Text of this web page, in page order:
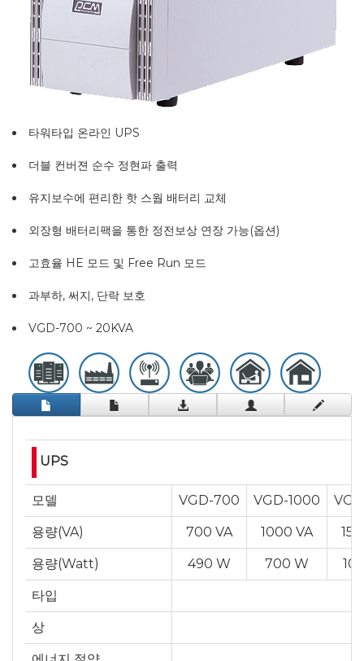
타워타입 온라인 UPS
더블 컨버젼 순수 정현파 출력
유지보수에 편리한 핫 스웝 배터리 교체
외장형 배터리팩을 통한 정전보상 연장 가능(옵션)
고효율 HE 모드 및 Free Run 모드
과부하, 써지, 단락 보호
VGD-700 ~ 20KVA
UPS
모델 VGD-700 VGD-1000
용량(VA) 700 VA 1000 VA
용량(Watt) 490 W 700 W
타입
상